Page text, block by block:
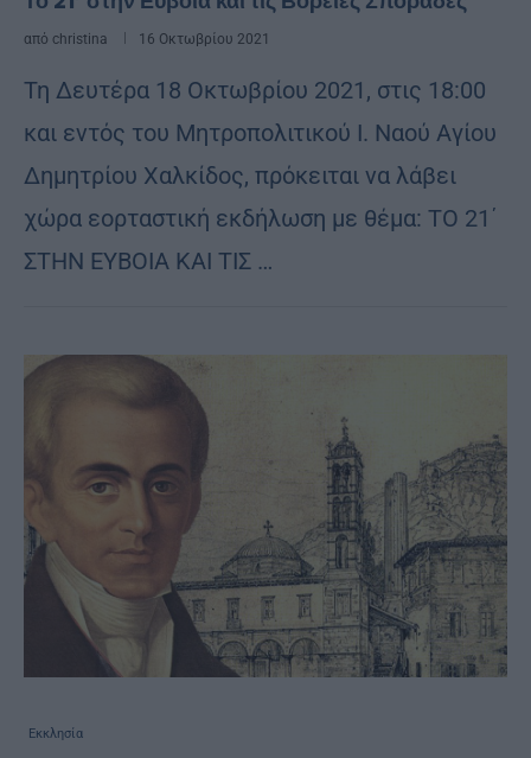
από christina 16 Οκτωβρίου 2021
Τη Δευτέρα 18 Οκτωβρίου 2021, στις 18:00
και εντός του Μητροπολιτικού Ι. Ναού Αγίου
Δημητρίου Χαλκίδος, πρόκειται να λάβει
χώρα εορταστική εκδήλωση με θέμα: ΤΟ 21΄
ΣΤΗΝ ΕΥΒΟΙΑ ΚΑΙ ΤΙΣ …
Εκκλησία